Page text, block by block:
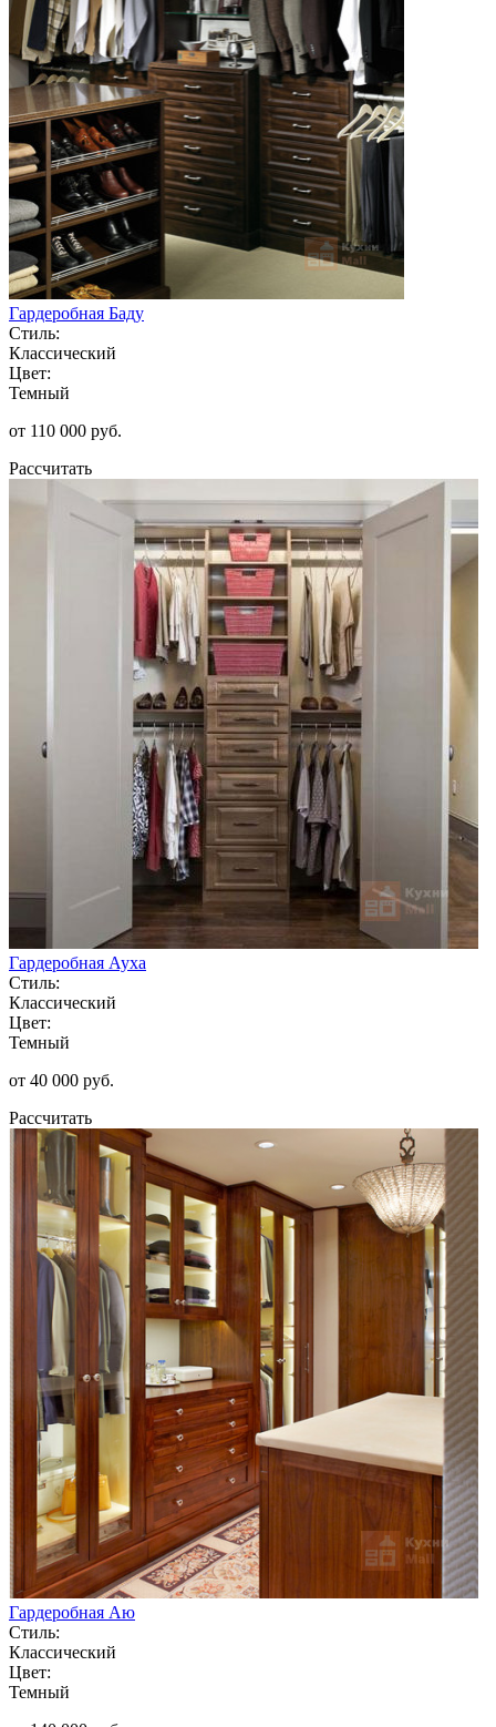
Гардеробная Баду
Стиль:
Классический
Цвет:
Темный
от 110 000 руб.
Рассчитать
Гардеробная Ауха
Стиль:
Классический
Цвет:
Темный
от 40 000 руб.
Рассчитать
Гардеробная Аю
Стиль:
Классический
Цвет:
Темный